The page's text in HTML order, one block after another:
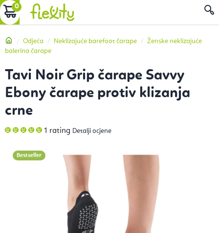
Preskoči
na
KOŠARICA
Početna
Odjeća Neklizajuće barefoot čarape
Ženske neklizajuće
balerina čarape
Tavi Noir Grip čarape Savvy
Ebony čarape protiv klizanja
crne
Prosječna
ocjena
5,0
od
zvjezdica.
1 rating Detalji ocjene
Bestseller